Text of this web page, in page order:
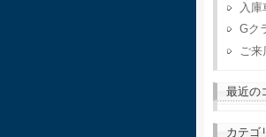
入
Gク
ご
最近の
カテゴ